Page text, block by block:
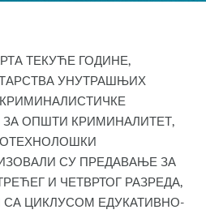
ТЕКУЋЕ ГОДИНЕ,
УНУТРАШЊИХ
ОПШТИ КРИМИНАЛИТЕТ,
СУ ПРЕДАВАЊЕ ЗА
И ЧЕТВРТОГ РАЗРЕДА,
ЦИКЛУСОМ ЕДУКАТИВНО-